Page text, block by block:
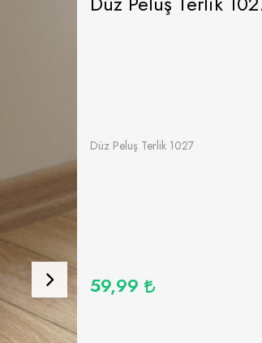
Düz Peluş Terlik 1027
59,99